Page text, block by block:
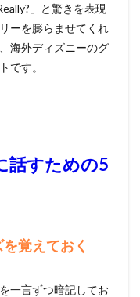
」と驚きを表現
ーを膨らませてくれ
海外ディズニーのグ
です。
話すための5
覚えておく
一言ずつ暗記してお